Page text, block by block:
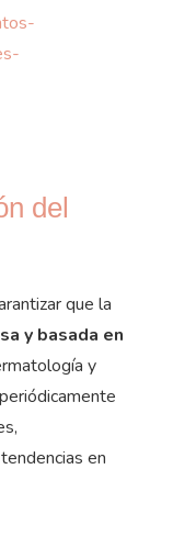
del
que la
y basada en
y
en